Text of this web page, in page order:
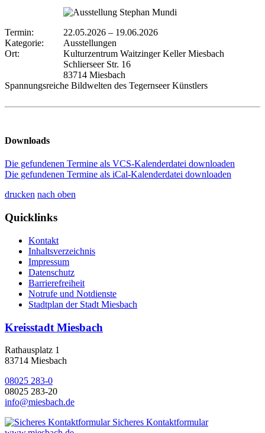
Termin: 22.05.2026 – 19.06.2026
Kategorie:
Ausstellungen
Ort:
Kulturzentrum Waitzinger Keller Miesbach
Schlierseer Str. 16
83714 Miesbach
Spannungsreiche Bildwelten des Tegernseer Künstlers
Downloads
Die gefundenen Termine als VCS-Kalenderdatei downloaden
Die gefundenen Termine als iCal-Kalenderdatei downloaden
drucken nach oben
Quicklinks
Kontakt
Inhaltsverzeichnis
Impressum
Datenschutz
Barrierefreiheit
Notrufe und Notdienste
Stadtplan der Stadt Miesbach
Kreisstadt Miesbach
Rathausplatz 1
83714 Miesbach
08025 283-0
08025 283-20
info@miesbach.de
Sicheres Kontaktformular